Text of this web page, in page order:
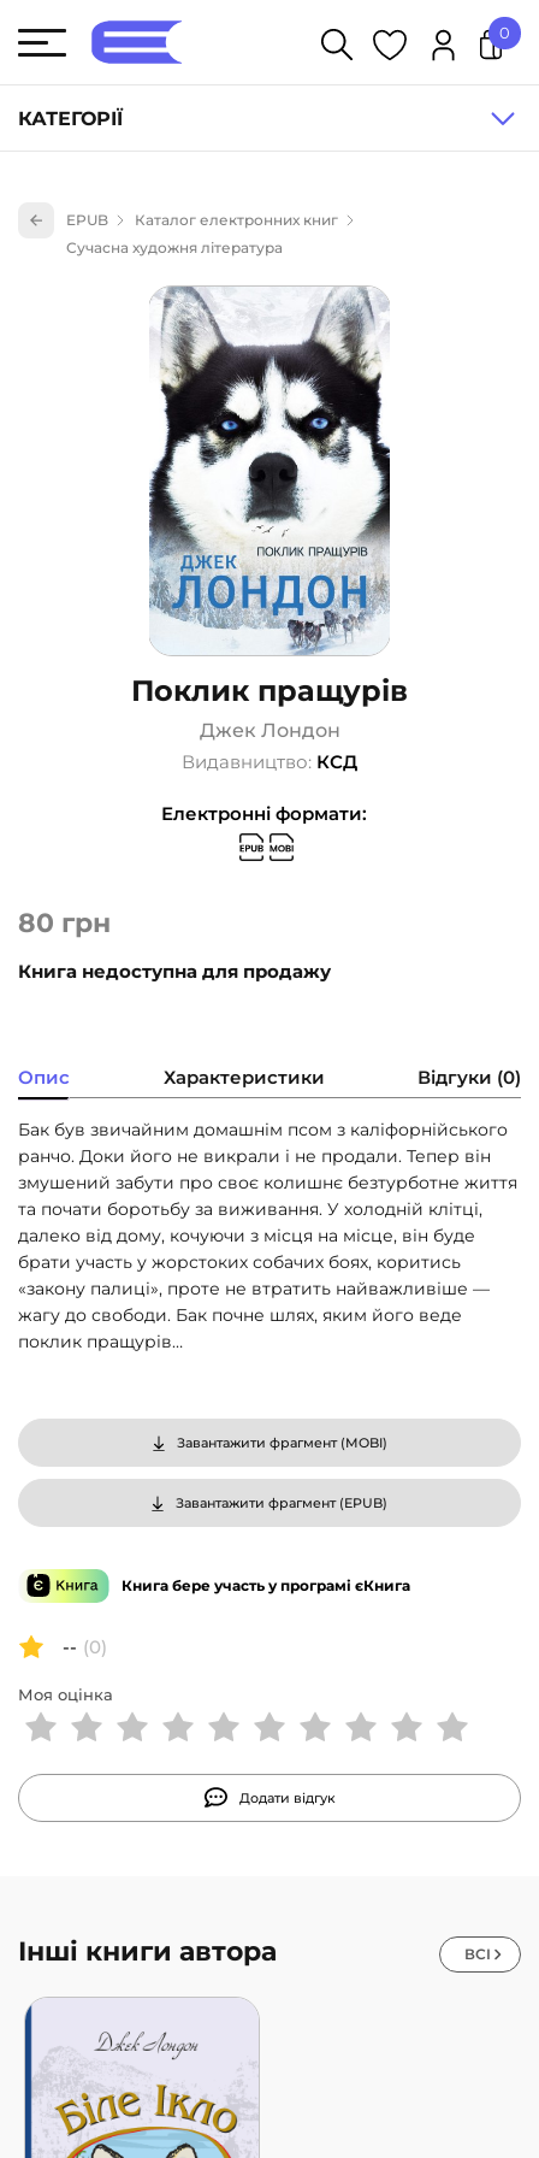
КАТЕГОРІЇ
Книги для дітей (835)
Науково-популярна література (1015)
Навчальна література та посібники (527)
Енциклопедії, довідники, словники (55)
Подарункові сертифікати (1)
0
EPUB
Каталог електронних книг
Сучасна художня література
Поклик пращурів
Джек Лондон
Видавництво: КСД
Електронні формати:
80 грн
Книга недоступна для продажу
Опис Характеристики Відгуки (0)
Бак був звичайним домашнім псом з каліфорнійського
ранчо. Доки його не викрали і не продали. Тепер він
змушений забути про своє колишнє безтурботне життя
та почати боротьбу за виживання. У холодній клітці,
далеко від дому, кочуючи з місця на місце, він буде
брати участь у жорстоких собачих боях, коритись
«закону палиці», проте не втратить найважливіше —
жагу до свободи. Бак почне шлях, яким його веде
поклик пращурів…
Завантажити фрагмент (MOBI)
Завантажити фрагмент (EPUB)
Книга бере участь у програмі єКнига
-- (0)
Моя оцінка
Додати відгук
Інші книги автора ВСІ